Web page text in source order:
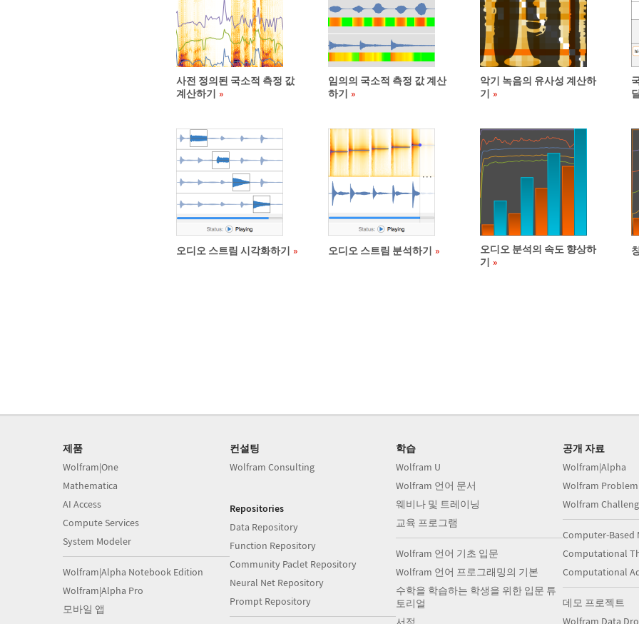
사전 정의된 국소적 측정 값
계산하기
임의의 국소적 측정 값 계산
하기
악기 녹음의 유사성 계산하
기
오디오 스트림 시각화하기 오디오 스트림 분석하기
오디오 분석의 속도 향상하
기
제품
Wolfram|One
Mathematica
AI Access
Compute Services
System Modeler
Wolfram|Alpha Notebook Edition
Wolfram|Alpha Pro
모바일 앱
컨설팅
Wolfram Consulting
Repositories
Data Repository
Function Repository
Community Paclet Repository
Neural Net Repository
Prompt Repository
학습
Wolfram U
Wolfram 언어 문서
웨비나 및 트레이닝
교육 프로그램
Wolfram 언어 기초 입문
Wolfram 언어 프로그래밍의 기본
수학을 학습하는 학생을 위한 입문 튜
토리얼
공개 자료
Wolfram|Alpha
Wolfram
Wolfram
Computer-Based
Computational
Computational
데모 프로젝트
Wolfram Data